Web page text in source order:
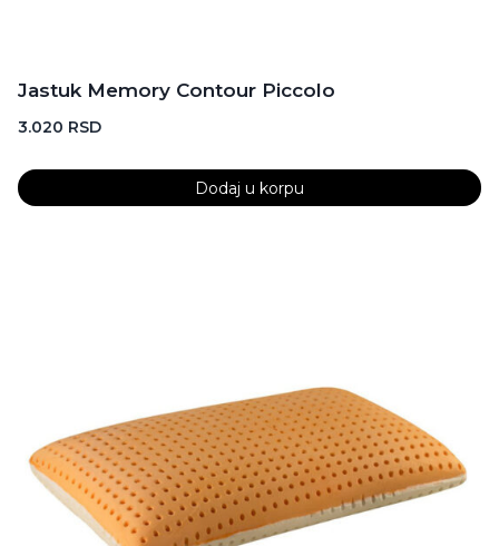
Jastuk Memory Contour Piccolo
3.020 RSD
Dodaj u korpu